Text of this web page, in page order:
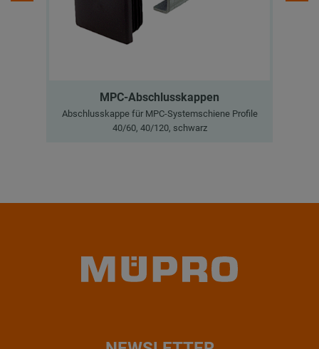
MPC-Abschlusskappen
Abschlusskappe für MPC-Systemschiene Profile
40/60, 40/120, schwarz